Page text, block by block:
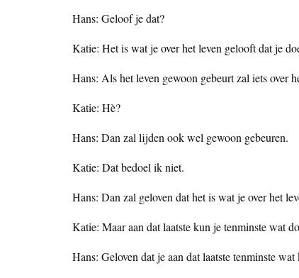
Hans: Geloof je dat?
Katie: Het is wat je over het leven gelooft dat je
Hans: Als het leven gewoon gebeurt zal iets over
Katie: Hè?
Hans: Dan zal lijden ook wel gewoon gebeuren.
Katie: Dat bedoel ik niet.
Hans: Dan zal geloven dat het is wat je over het
Katie: Maar aan dat laatste kun je tenminste wat
Hans: Geloven dat je aan dat laatste tenminste